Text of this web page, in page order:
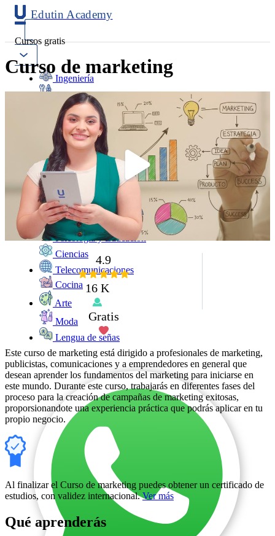
Edutin Academy
Cursos gratis
Ingeniería
Mantenimiento
Software
Diseño
Negocios
Salud
Programación
Marketing
Idiomas
Deporte
Psicología y Educación
Ciencias
Telecomunicaciones
Cocina
Arte
Moda
Lengua de señas
Curso de marketing
4.9
16 K
Gratis
Este curso de marketing está dirigido a profesionales de marketing,
publicistas, comunicaciones y a emprendedores en general que
desean aprender los fundamentos del marketing para iniciarse en
este mundo. Durante este curso, trabajarás en diferentes fases del
proceso para la creación de campañas de marketing exitosas,
proporsionandote una experiencia práctica que podrás aplicar en tu
propio negocio.
Al finalizar el Curso de marketing puedes obtener un certificado de
estudios, con validez internacional.Ver más
Qué aprenderás